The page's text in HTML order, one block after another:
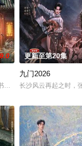
复杂局势中坚守初心、勇
子，偶遇“白天人住屋，
更新至第20集
九门2026
长沙风云再起之时，